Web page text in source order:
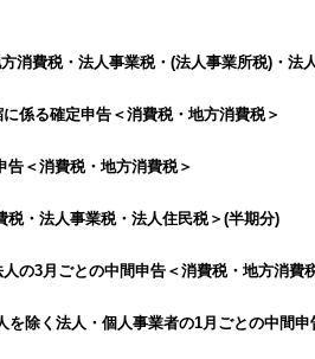
消費税・法人事業税・(法人事業所税)・法
係る確定申告＜消費税・地方消費税＞
＜消費税・地方消費税＞
・法人事業税・法人住民税＞(半期分)
の3月ごとの中間申告＜消費税・地方消費
除く法人・個人事業者の1月ごとの中間申